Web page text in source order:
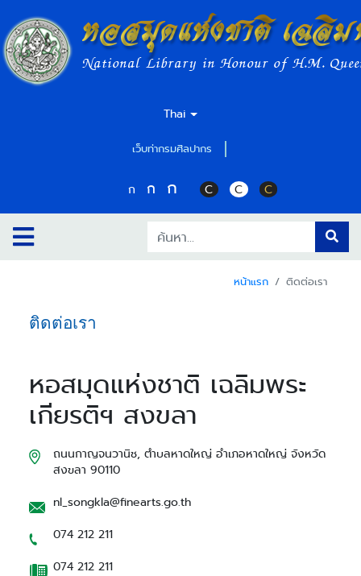
หอสมุดแห่งชาติ เฉลิ
National Library in Honour of H.M.
Thai
เว็บท่ากรมศิลปากร
ก ก ก C C C
หน้าแรก ติดต่อเรา
ติดต่อเรา
หอสมุดแห่งชาติ เฉลิมพระ
เกียรติฯ สงขลา
ถนนกาญจนวานิช, ตำบลหาดใหญ่ อำเภอหาดใหญ่ จังหวัด
สงขลา 90110
nl_songkla@finearts.go.th
074 212 211
074 212 211